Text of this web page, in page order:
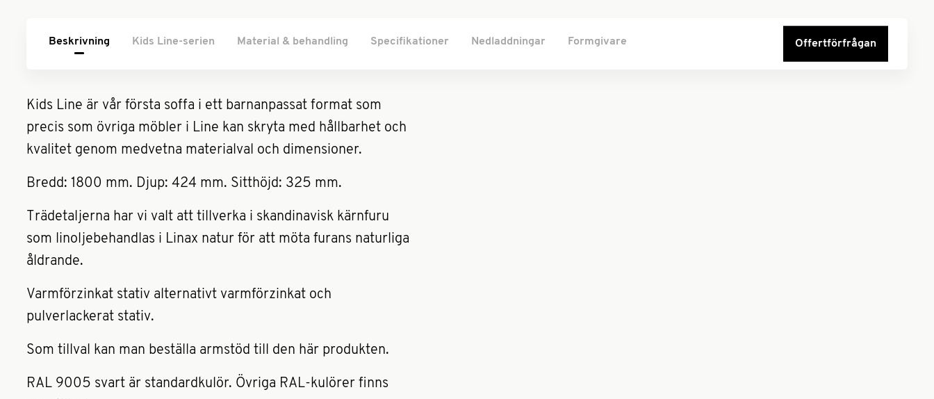
Beskrivning Kids Line-serien Material & behandling Specifikationer Nedladdningar Formgivare Offertförfrågan
Kids Line är vår första soffa i ett barnanpassat format som
precis som övriga möbler i Line kan skryta med hållbarhet och
kvalitet genom medvetna materialval och dimensioner.
Bredd: 1800 mm. Djup: 424 mm. Sitthöjd: 325 mm.
Trädetaljerna har vi valt att tillverka i skandinavisk kärnfuru
som linoljebehandlas i Linax natur för att möta furans naturliga
åldrande.
Varmförzinkat stativ alternativt varmförzinkat och
pulverlackerat stativ.
Som tillval kan man beställa armstöd till den här produkten.
RAL 9005 svart är standardkulör. Övriga RAL-kulörer finns